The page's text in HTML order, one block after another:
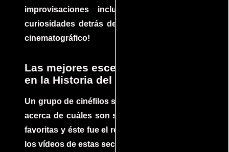
improvisaciones incluidas. ¡Descubre las
curiosidades detrás del rodaje de un clásico
cinematográfico!
Las mejores escenas de acción
en la Historia del cine
Un grupo de cinéfilos se juntaron para debatir
acerca de cuáles son sus escenas de acción
favoritas y éste fue el resultado. No te pierdas
los vídeos de estas secuencias inolvidables.